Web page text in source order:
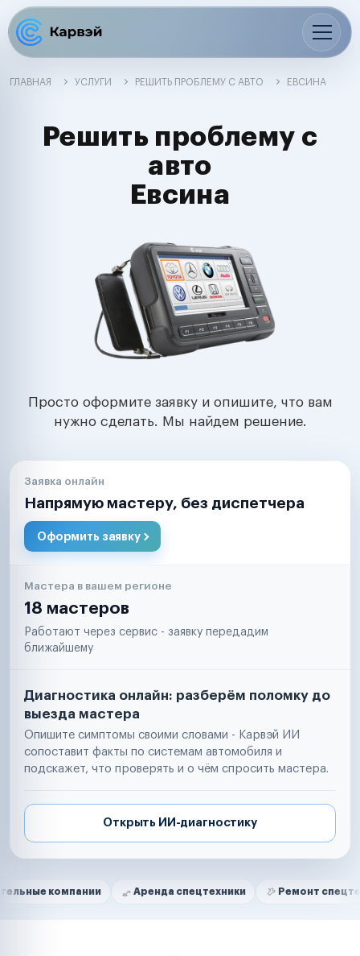
ГЛАВНАЯ УСЛУГИ РЕШИТЬ ПРОБЛЕМУ С АВТО ЕВСИНА
Решить проблему с
авто
Евсина
Просто оформите заявку и опишите, что вам
нужно сделать. Мы найдем решение.
Заявка онлайн
Напрямую мастеру, без диспетчера
Оформить заявку
Мастера в вашем регионе
18 мастеров
Работают через сервис - заявку передадим
ближайшему
Диагностика онлайн: разберём поломку до
выезда мастера
Опишите симптомы своими словами - Карвэй ИИ
сопоставит факты по системам автомобиля и
подскажет, что проверять и о чём спросить мастера.
Открыть ИИ-диагностику
Нам доверяют
Аренда спецтехники Ремонт спецтехники
Маркетплейсы